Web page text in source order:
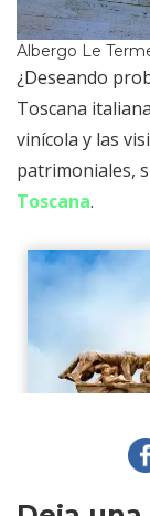
Albergo Le
¿Deseando
Toscana
vinícola y las
patrimoniales,
Toscana.